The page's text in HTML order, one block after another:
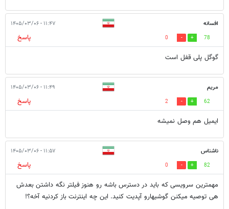
افسانه ۱۱:۴۷ - ۱۴۰۵/۰۳/۰۶
78
0
پاسخ
گوگل پلی قفل است
مریم ۱۱:۴۹ - ۱۴۰۵/۰۳/۰۶
62
2
پاسخ
ایمیل هم وصل نمیشه
ناشناس ۱۱:۵۷ - ۱۴۰۵/۰۳/۰۶
82
0
پاسخ
مهمترین سرویسی که باید در دسترس باشه رو هنوز فیلتر نگه داشتن بعدش
هی توصیه میکنن گوشیهارو آپدیت کنید. این چه اینترنت باز کردنیه آخه؟!